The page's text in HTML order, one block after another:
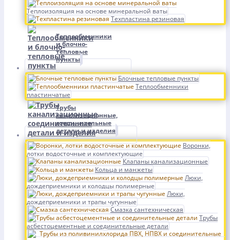
Теплоизоляция на основе минеральной ваты
Техпластина резиновая
Теплообменники
и блочно-
тепловые
пункты
Блочные тепловые пункты
Теплообменники
пластинчатые
Трубы
канализационные,
соединительные
детали и изделия
Воронки,
лотки водосточные и комплектующие
Клапаны канализационные
Кольца и манжеты
Люки,
дождеприемники и колодцы полимерные
Люки,
дождеприемники и трапы чугунные
Смазка сантехническая
Трубы
асбестоцементные и соединительные детали